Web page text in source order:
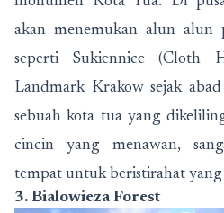
akan menemukan alun alun
seperti Sukiennice (Cloth
Landmark Krakow sejak
sebuah kota tua yang
cincin yang menawan,
tempat untuk beristirahat yang
3. Bialowieza Forest